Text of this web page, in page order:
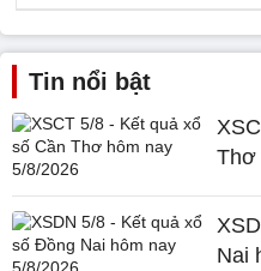
Tin nổi bật
Thơ
Nai